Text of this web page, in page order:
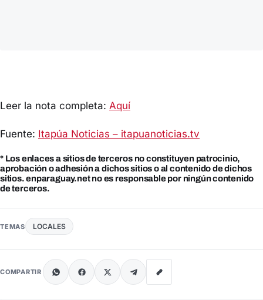
Leer la nota completa: Aquí
Fuente: Itapúa Noticias – itapuanoticias.tv
* Los enlaces a sitios de terceros no constituyen patrocinio,
aprobación o adhesión a dichos sitios o al contenido de dichos
sitios. enparaguay.net no es responsable por ningún contenido
de terceros.
TEMAS LOCALES
COMPARTIR